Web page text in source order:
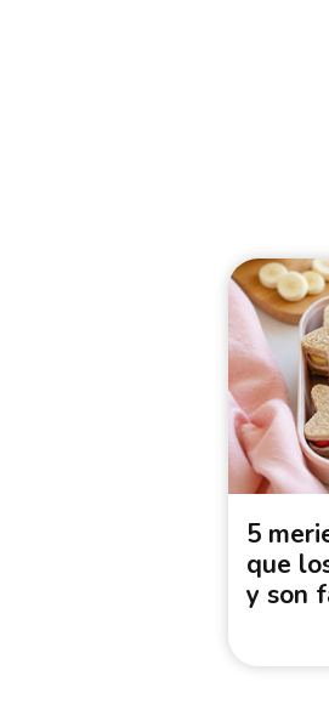
5
que
y son